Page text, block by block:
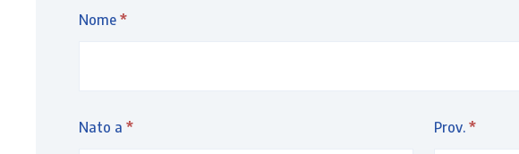
Nome *
Nato a * Prov. *